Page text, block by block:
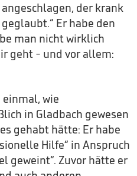
der krank
Er habe den
man nicht wirklich
geht - und vor allem:
wie
in Gladbach gewesen
gehabt hätte: Er habe
Hilfe“ in Anspruch
geweint“. Zuvor hätte er